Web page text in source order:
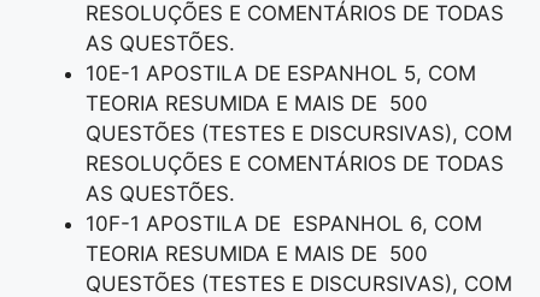
RESOLUÇÕES E COMENTÁRIOS DE TODAS
AS QUESTÕES.
10E-1 APOSTILA DE ESPANHOL 5, COM
TEORIA RESUMIDA E MAIS DE 500
QUESTÕES (TESTES E DISCURSIVAS), COM
RESOLUÇÕES E COMENTÁRIOS DE TODAS
AS QUESTÕES.
10F-1 APOSTILA DE ESPANHOL 6, COM
TEORIA RESUMIDA E MAIS DE 500
QUESTÕES (TESTES E DISCURSIVAS), COM